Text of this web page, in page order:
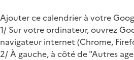
Ajouter ce calendrier à votre
1/ Sur votre ordinateur, ouvrez
navigateur internet (Chrome,
2/ À gauche, à côté de "Autres